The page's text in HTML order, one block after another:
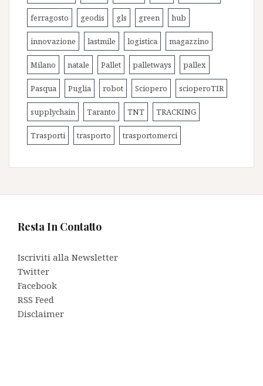
ferragosto geodis gls green hub
innovazione lastmile logistica magazzino
Milano natale Pallet palletways pallex
Pasqua Puglia robot Sciopero scioperoTIR
supplychain Taranto TNT TRACKING
Trasporti trasporto trasportomerci
Resta In Contatto
Iscriviti alla Newsletter
Twitter
Facebook
RSS Feed
Disclaimer